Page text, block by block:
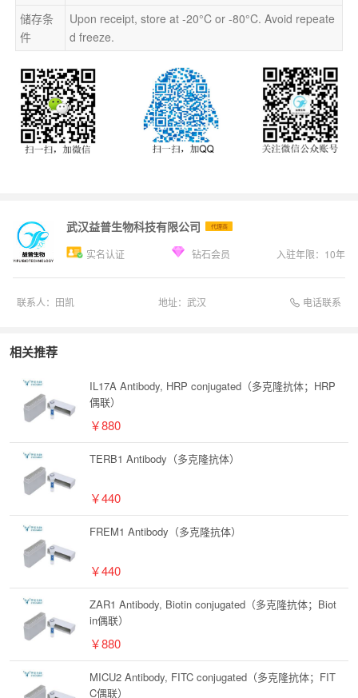
储存条
件
Upon receipt, store at -20°C or -80°C. Avoid repeate
d freeze.
武汉益普生物科技有限公司 代理商
实名认证 钻石会员 入驻年限： 10年
联系人： 田凯 地址： 武汉 电话联系
相关推荐
IL17A Antibody, HRP conjugated（多克隆抗体；HRP
偶联）
￥880
TERB1 Antibody（多克隆抗体）
￥440
FREM1 Antibody（多克隆抗体）
￥440
ZAR1 Antibody, Biotin conjugated（多克隆抗体；Biot
in偶联）
￥880
MICU2 Antibody, FITC conjugated（多克隆抗体；FIT
C偶联）